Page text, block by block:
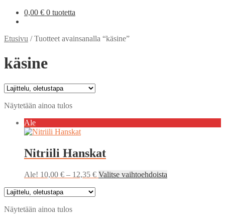
0,00 € 0 tuotetta
Etusivu /Tuotteet avainsanalla “käsine”
käsine
Näytetään ainoa tulos
Ale
Nitriili Hanskat
Ale! 10,00 € – 12,35 €Hintaluokka:
Valitse vaihtoehdoista
Näytetään ainoa tulos